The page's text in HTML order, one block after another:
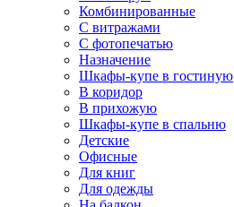
Комбинированные
С витражами
С фотопечатью
Назначение
Шкафы-купе в гостиную
В коридор
В прихожую
Шкафы-купе в спальню
Детские
Офисные
Для книг
Для одежды